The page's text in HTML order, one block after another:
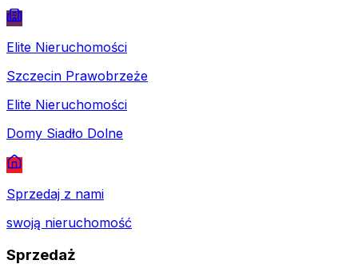
Elite Nieruchomości
Szczecin Prawobrzeże
Elite Nieruchomości
Domy Siadło Dolne
Sprzedaj z nami
swoją nieruchomość
Sprzedaż